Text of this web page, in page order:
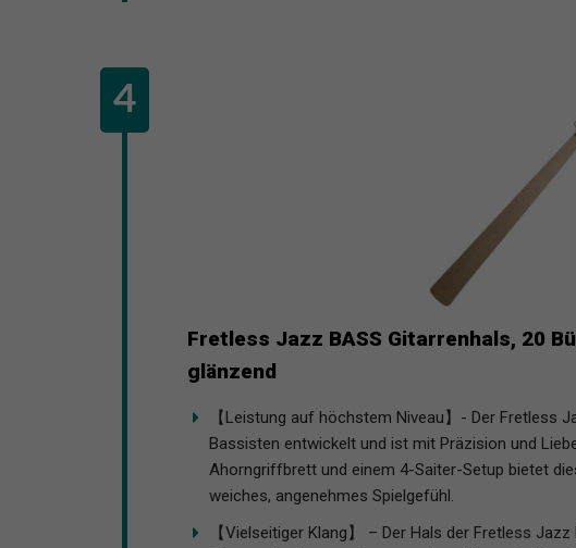
Fretless Jazz BASS Gitarrenhals, 20
glänzend
【Leistung auf höchstem Niveau】- Der Fretless
Bassisten entwickelt und ist mit Präzision und
Ahorngriffbrett und einem 4-Saiter-Setup bietet
weiches, angenehmes Spielgefühl.
【Vielseitiger Klang】 – Der Hals der Fretless